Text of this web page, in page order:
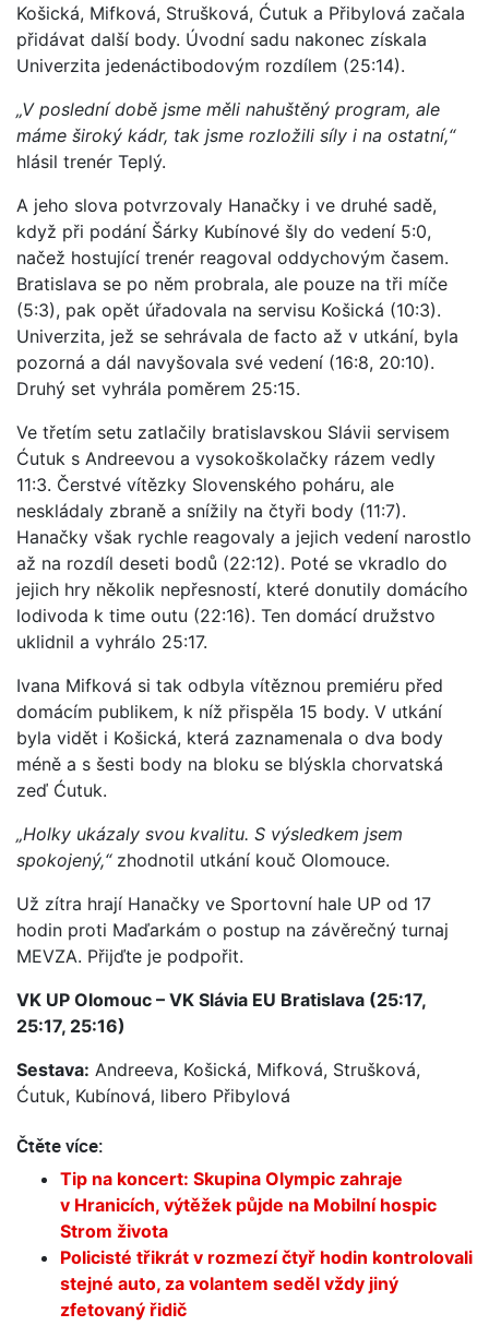
Košická, Mifková, Strušková, Ćutuk a Přibylová začala
přidávat další body. Úvodní sadu nakonec získala
Univerzita jedenáctibodovým rozdílem (25:14).
„V poslední době jsme měli nahuštěný program, ale
máme široký kádr, tak jsme rozložili síly i na ostatní,“
hlásil trenér Teplý.
A jeho slova potvrzovaly Hanačky i ve druhé sadě,
když při podání Šárky Kubínové šly do vedení 5:0,
načež hostující trenér reagoval oddychovým časem.
Bratislava se po něm probrala, ale pouze na tři míče
(5:3), pak opět úřadovala na servisu Košická (10:3).
Univerzita, jež se sehrávala de facto až v utkání, byla
pozorná a dál navyšovala své vedení (16:8, 20:10).
Druhý set vyhrála poměrem 25:15.
Ve třetím setu zatlačily bratislavskou Slávii servisem
Ćutuk s Andreevou a vysokoškolačky rázem vedly
11:3. Čerstvé vítězky Slovenského poháru, ale
neskládaly zbraně a snížily na čtyři body (11:7).
Hanačky však rychle reagovaly a jejich vedení narostlo
až na rozdíl deseti bodů (22:12). Poté se vkradlo do
jejich hry několik nepřesností, které donutily domácího
lodivoda k time outu (22:16). Ten domácí družstvo
uklidnil a vyhrálo 25:17.
Ivana Mifková si tak odbyla vítěznou premiéru před
domácím publikem, k níž přispěla 15 body. V utkání
byla vidět i Košická, která zaznamenala o dva body
méně a s šesti body na bloku se blýskla chorvatská
zeď Ćutuk.
„Holky ukázaly svou kvalitu. S výsledkem jsem
spokojený,“zhodnotil utkání kouč Olomouce.
Už zítra hrají Hanačky ve Sportovní hale UP od 17
hodin proti Maďarkám o postup na závěrečný turnaj
MEVZA. Přijďte je podpořit.
VK UP Olomouc – VK Slávia EU Bratislava (25:17,
25:17, 25:16)
Sestava: Andreeva, Košická, Mifková, Strušková,
Ćutuk, Kubínová, libero Přibylová
Čtěte více:
Tip na koncert: Skupina Olympic zahraje
v Hranicích, výtěžek půjde na Mobilní hospic
Strom života
Policisté třikrát v rozmezí čtyř hodin kontrolovali
stejné auto, za volantem seděl vždy jiný
zfetovaný řidič